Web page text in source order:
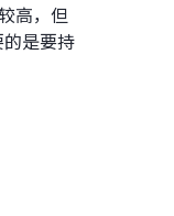
高，但
是要持